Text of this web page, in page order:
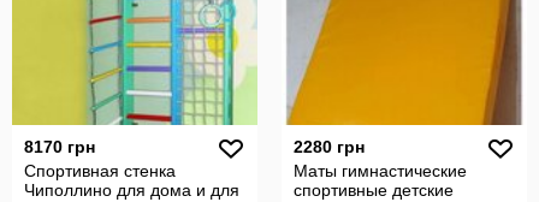
8170 грн
Спортивная стенка
Чиполлино для дома и для
2280 грн
Маты гимнастические
спортивные детские